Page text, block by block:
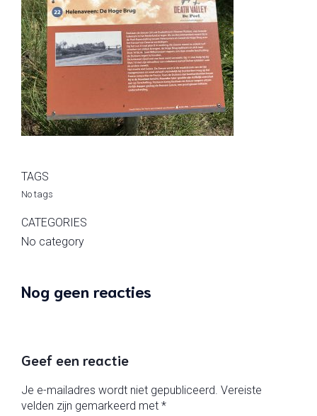
TAGS
No tags
CATEGORIES
No category
Nog geen reacties
Geef een reactie
Je e-mailadres wordt niet gepubliceerd. Vereiste
velden zijn gemarkeerd met *